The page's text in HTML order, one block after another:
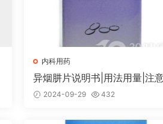
内科用药
异烟肼片说明书|用法用量|注
项 2024-09-29 432